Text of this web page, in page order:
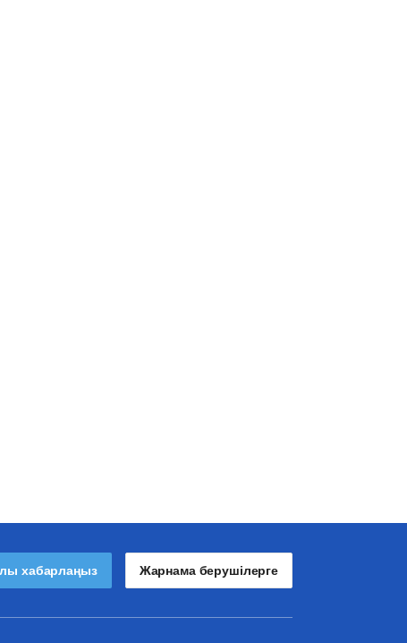
хабарлаңыз Жарнама берушілерге